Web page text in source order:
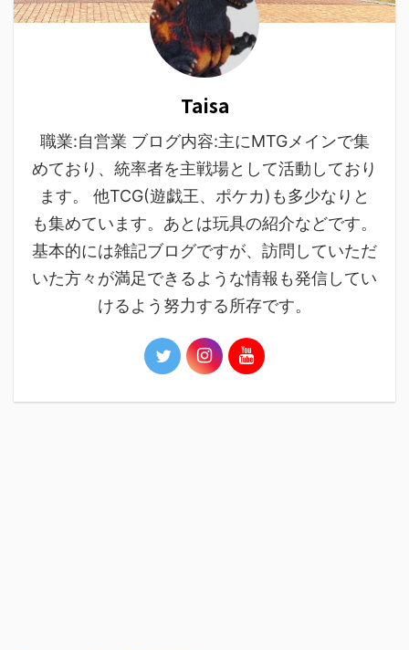
Taisa
職業:自営業 ブログ内容:主にMTGメインで集
めており、統率者を主戦場として活動しており
ます。 他TCG(遊戯王、ポケカ)も多少なりと
も集めています。あとは玩具の紹介などです。
基本的には雑記ブログですが、訪問していただ
いた方々が満足できるような情報も発信してい
けるよう努力する所存です。